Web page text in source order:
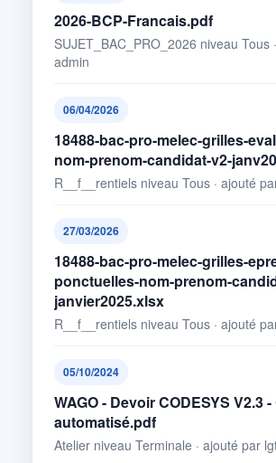
2026-BCP-Francais.pdf
SUJET_BAC_PRO_2026 niveau Tous
admin
06/04/2026
18488-bac-pro-melec-grilles-
nom-prenom-candidat-v2-
R__f__rentiels niveau Tous · ajouté
27/03/2026
18488-bac-pro-melec-grilles-
ponctuelles-nom-prenom-
janvier2025.xlsx
R__f__rentiels niveau Tous · ajouté
05/10/2024
WAGO - Devoir CODESYS V2.3
automatisé.pdf
Atelier niveau Terminale · ajouté par